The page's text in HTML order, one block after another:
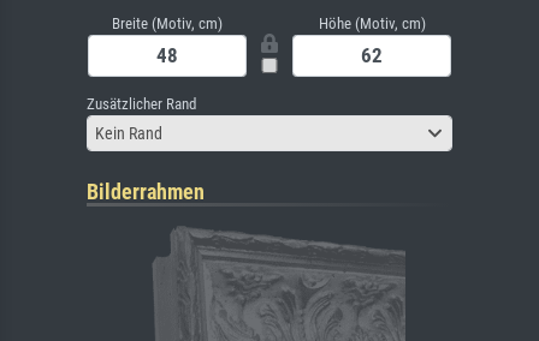
Breite (Motiv, cm) Höhe (Motiv, cm)
Zusätzlicher Rand
Kein Rand
Bilderrahmen